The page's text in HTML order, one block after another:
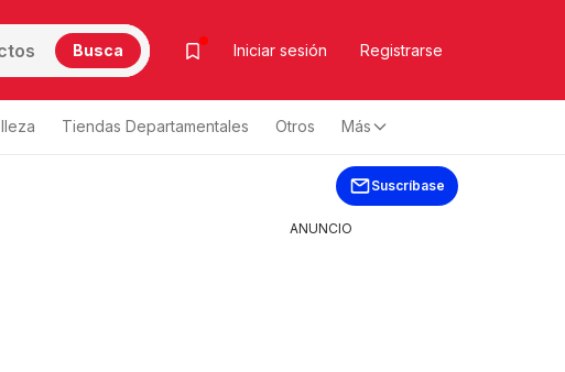
Busca Iniciar sesión Registrarse
Tiendas Departamentales Otros Más
Suscríbase
ANUNCIO